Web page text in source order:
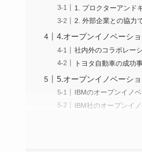
1. プロクターアンド
2. 外部企業との協力
4.オープンイノベーシ
社内外のコラボレー
トヨタ自動車の成功
5.オープンイノベーシ
IBMのオープンイノ
IBM社のオープンイ